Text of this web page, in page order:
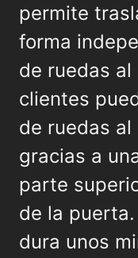
permite
forma
de ruedas
clientes
de ruedas
gracias a
parte
de la
dura unos